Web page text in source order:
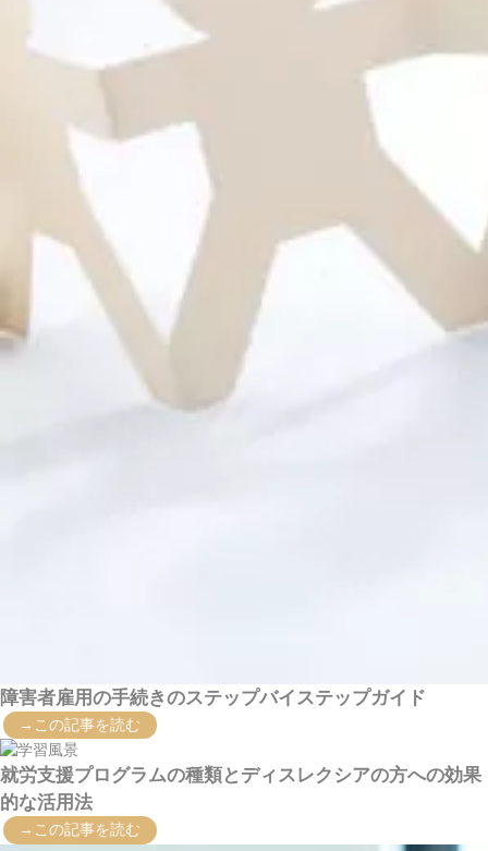
障害者雇用の手続きのステップバイステップガイド
→この記事を読む
就労支援プログラムの種類とディスレクシアの方への効果
的な活用法
→この記事を読む